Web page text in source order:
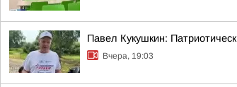
Павел Кукушкин:
Вчера, 19:03